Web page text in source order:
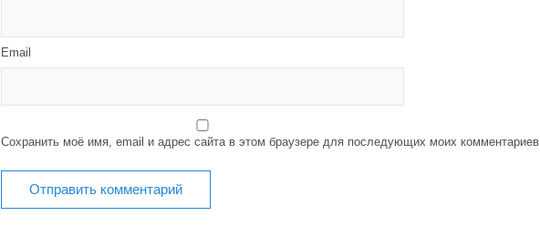
Email
Сохранить моё имя, email и адрес сайта в этом браузере для последующих моих комментариев.